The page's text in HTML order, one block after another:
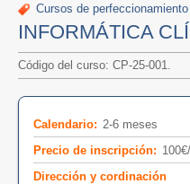
Cursos de perfeccionamiento
INFORMÁTICA
Código del curso: CP-25-001.
Calendario: 2-6 meses
Precio de inscripción:
Dirección y cordinación